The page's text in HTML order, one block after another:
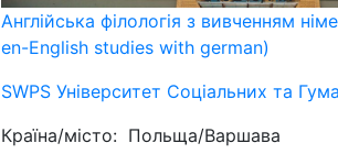
Англійська філологія з вивченням
en-English studies with german)
SWPS Університет Соціальних та
Країна/місто: Польща/Варшава